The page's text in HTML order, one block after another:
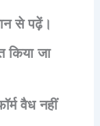
से पढ़ें।
किया जा
वैध नहीं